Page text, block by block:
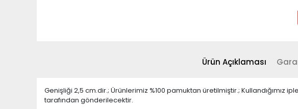
Ürün Açıklaması
Genişliği 2,5 cm.dir.; Ürünlerimiz %100 pamuktan üretilmiştir.; Kullandığımız
tarafından gönderilecektir.